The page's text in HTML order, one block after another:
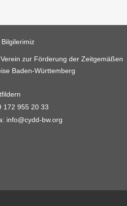
Verein zur Förderung der Zeitgemäßen
Baden-Württemberg
172 955 20 33
info@cydd-bw.org